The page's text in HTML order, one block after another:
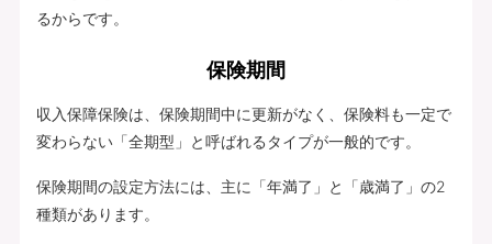
るからです。
保険期間
収入保障保険は、保険期間中に更新がなく、保険料も一定で
変わらない「全期型」と呼ばれるタイプが一般的です。
保険期間の設定方法には、主に「年満了」と「歳満了」の2
種類があります。